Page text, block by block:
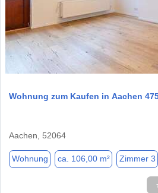
Wohnung zum Kaufen in Aachen
Aachen, 52064
Wohnung ca. 106,00 m² Zimmer 3